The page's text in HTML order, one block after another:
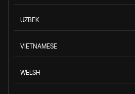
UZBEK
VIETNAMESE
WELSH